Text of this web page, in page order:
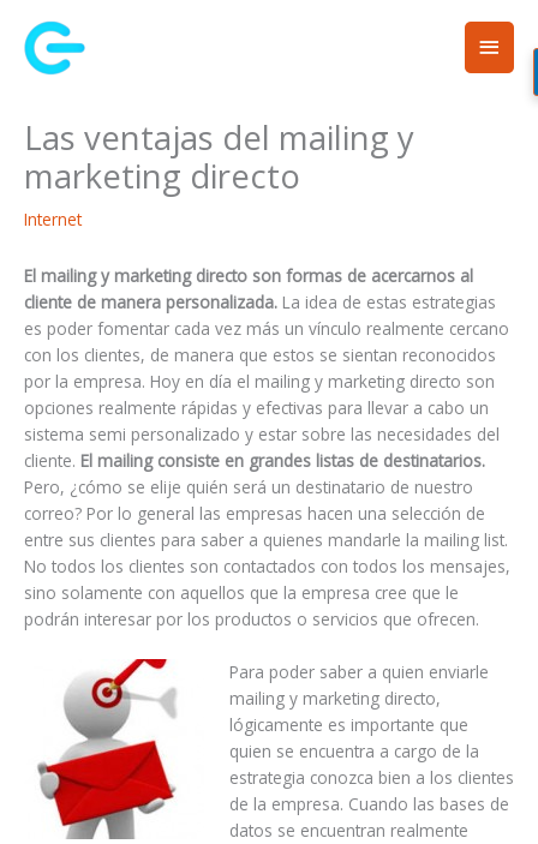
contenido
Las ventajas del mailing y
marketing directo
Internet
El mailing y marketing directo son formas de acercarnos al
cliente de manera personalizada. La idea de estas estrategias
es poder fomentar cada vez más un vínculo realmente cercano
con los clientes, de manera que estos se sientan reconocidos
por la empresa. Hoy en día el mailing y marketing directo son
opciones realmente rápidas y efectivas para llevar a cabo un
sistema semi personalizado y estar sobre las necesidades del
cliente. El mailing consiste en grandes listas de destinatarios.
Pero, ¿cómo se elije quién será un destinatario de nuestro
correo? Por lo general las empresas hacen una selección de
entre sus clientes para saber a quienes mandarle la mailing list.
No todos los clientes son contactados con todos los mensajes,
sino solamente con aquellos que la empresa cree que le
podrán interesar por los productos o servicios que ofrecen.
Para poder saber a quien enviarle
mailing y marketing directo,
lógicamente es importante que
quien se encuentra a cargo de la
estrategia conozca bien a los clientes
de la empresa. Cuando las bases de
datos se encuentran realmente